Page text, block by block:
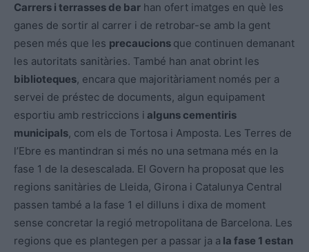
Carrers i terrasses de bar han ofert imatges en què les
ganes de sortir al carrer i de retrobar-se amb la gent
pesen més que les precaucions que continuen demanant
les autoritats sanitàries. També han anat obrint les
biblioteques, encara que majoritàriament només per a
servei de préstec de documents, algun equipament
esportiu amb restriccions i alguns cementiris
municipals, com els de Tortosa i Amposta. Les Terres de
l’Ebre es mantindran si més no una setmana més en la
fase 1 de la desescalada. El Govern ha proposat que les
regions sanitàries de Lleida, Girona i Catalunya Central
passen també a la fase 1 el dilluns i dixa de moment
sense concretar la regió metropolitana de Barcelona. Les
regions que es plantegen per a passar ja a la fase 1 estan